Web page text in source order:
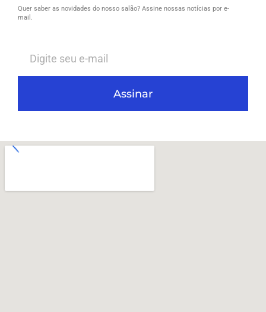
Quer saber as novidades do nosso salão? Assine nossas notícias por e-
mail.
Assinar